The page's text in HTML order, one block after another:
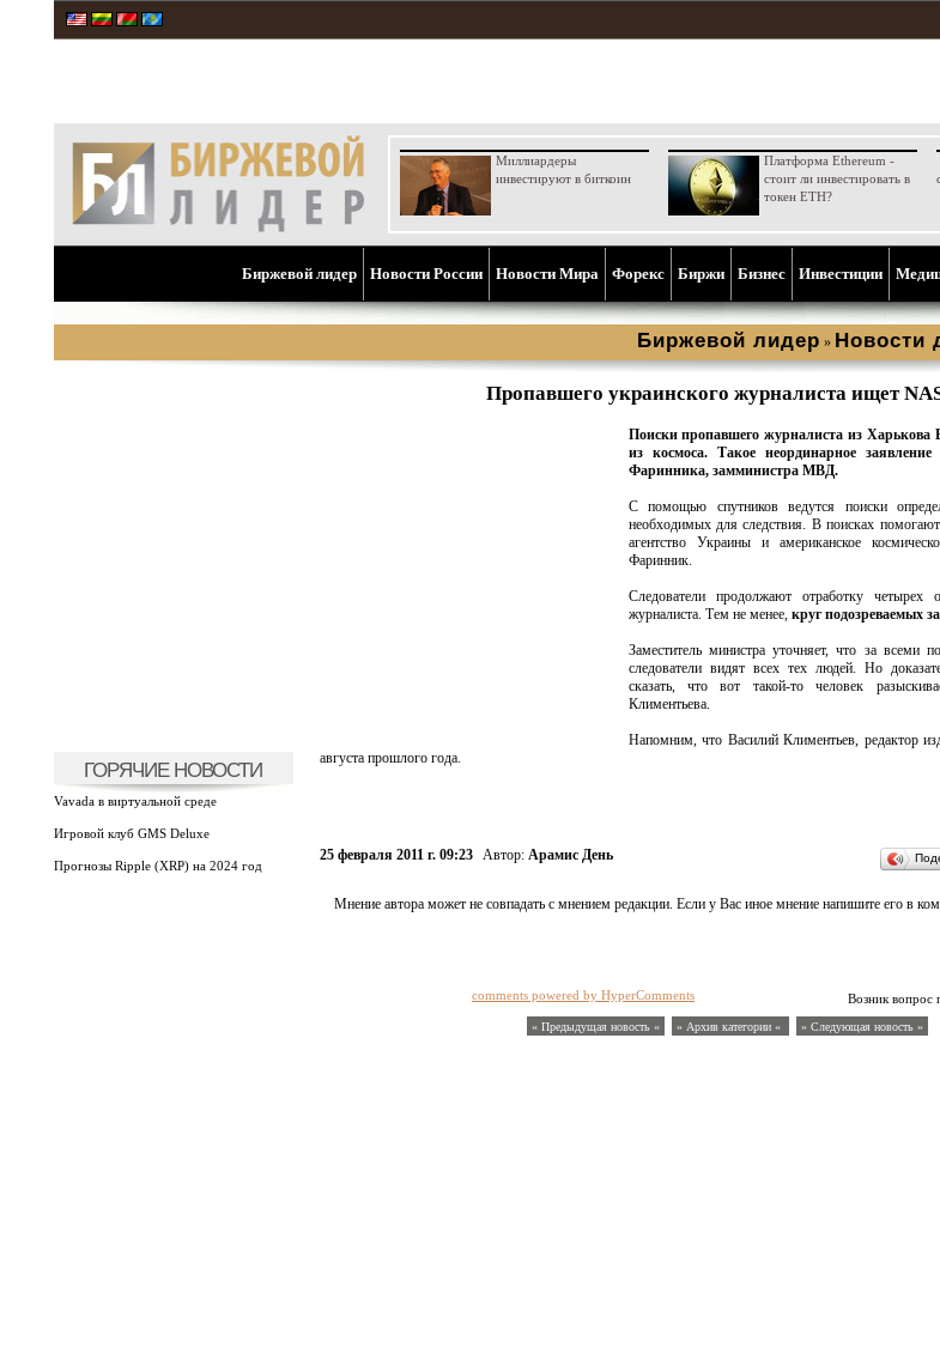
Миллиардеры
инвестируют в биткоин
Платформа Ethereum -
стоит ли инвестировать в
токен ETH?
Биржевой лидер Новости России Новости Мира Форекс Биржи Бизнес Инвестиции
Биржевой лидер » Новости
ГОРЯЧИЕ НОВОСТИ
Vavada в виртуальной среде
Игровой клуб GMS Deluxe
Прогнозы Ripple (XRP) на 2024 год
Пропавшего украинского журналиста ищет
Поиски пропавшего журналиста из Харькова
из космоса. Такое неординарное
Фаринника, замминистра МВД.
С помощью спутников ведутся поиски
необходимых для следствия. В поисках
агентство Украины и американское
Фаринник.
Следователи продолжают отработку четырех
журналиста. Тем не менее,круг подозреваемых
Заместитель министра уточняет, что за всеми
следователи видят всех тех людей. Но
сказать, что вот такой-то человек
Климентьева.
Напомним, что Василий Климентьев, редактор
августа прошлого года.
25 февраля 2011 г. 09:23 Автор: Арамис День
Мнение автора может не совпадать с мнением редакции. Если у Вас иное мнение напишите его в
Возник вопрос
comments powered by HyperComments
« Предыдущая новость « » Архив категории « » Следующая новость »